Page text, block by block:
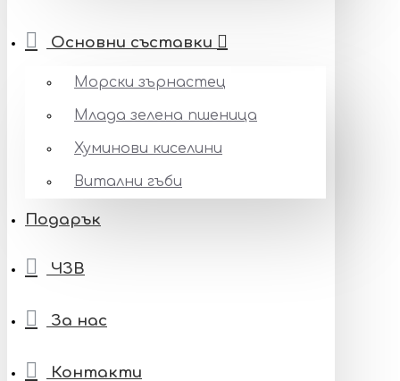
Основни съставки
Морски зърнастец
Млада зелена пшеница
Хуминови киселини
Витални гъби
Подарък
ЧЗВ
За нас
Контакти